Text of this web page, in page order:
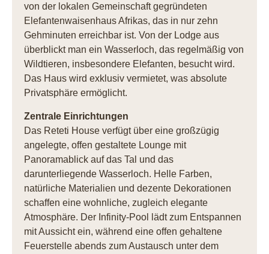
von der lokalen Gemeinschaft gegründeten
Elefantenwaisenhaus Afrikas, das in nur zehn
Gehminuten erreichbar ist. Von der Lodge aus
überblickt man ein Wasserloch, das regelmäßig von
Wildtieren, insbesondere Elefanten, besucht wird.
Das Haus wird exklusiv vermietet, was absolute
Privatsphäre ermöglicht.
Zentrale Einrichtungen
Das Reteti House verfügt über eine großzügig
angelegte, offen gestaltete Lounge mit
Panoramablick auf das Tal und das
darunterliegende Wasserloch. Helle Farben,
natürliche Materialien und dezente Dekorationen
schaffen eine wohnliche, zugleich elegante
Atmosphäre. Der Infinity-Pool lädt zum Entspannen
mit Aussicht ein, während eine offen gehaltene
Feuerstelle abends zum Austausch unter dem